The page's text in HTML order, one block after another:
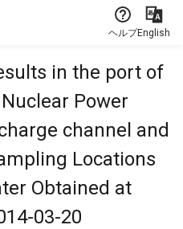
ヘルプEnglish
in the port of
Power
channel and
Locations
Obtained at
03-20